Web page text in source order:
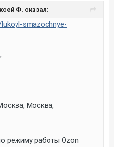
Ф. сказал:
smazochnye-
Москва,
режиму работы Ozon